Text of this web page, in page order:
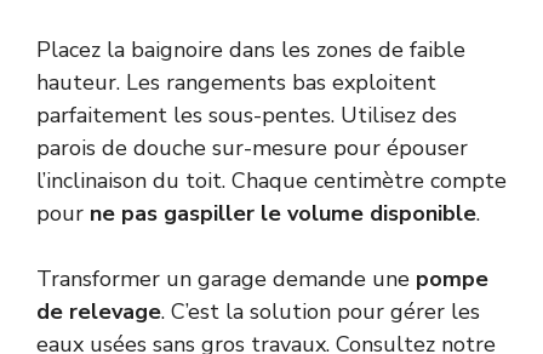
Placez la baignoire dans les zones de faible
hauteur. Les rangements bas exploitent
parfaitement les sous-pentes. Utilisez des
parois de douche sur-mesure pour épouser
l’inclinaison du toit. Chaque centimètre compte
pour ne pas gaspiller le volume disponible.
Transformer un garage demande une pompe
de relevage. C’est la solution pour gérer les
eaux usées sans gros travaux. Consultez notre